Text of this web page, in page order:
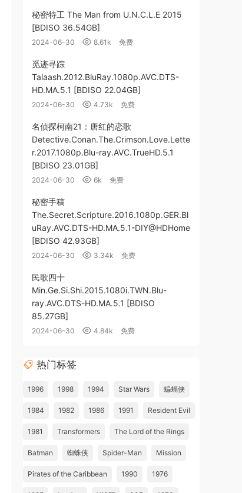
秘密特工 The Man from U.N.C.L.E 2015
[BDISO 36.54GB]
2024-06-30 8.61k 免费
觅迹寻踪
Talaash.2012.BluRay.1080p.AVC.DTS-
HD.MA.5.1 [BDISO 22.04GB]
2024-06-30 4.73k 免费
名侦探柯南21：唐红的恋歌
Detective.Conan.The.Crimson.Love.Lette
r.2017.1080p.Blu-ray.AVC.TrueHD.5.1
[BDISO 23.01GB]
2024-06-30 6k 免费
秘密手稿
The.Secret.Scripture.2016.1080p.GER.Bl
uRay.AVC.DTS-HD.MA.5.1-DIY@HDHome
[BDISO 42.93GB]
2024-06-30 3.34k 免费
民歌四十
Min.Ge.Si.Shi.2015.1080i.TWN.Blu-
ray.AVC.DTS-HD.MA.5.1 [BDISO
85.27GB]
2024-06-30 4.84k 免费
热门标签
1996 1998 1994 Star Wars 蝙蝠侠
1984 1982 1986 1991 Resident Evil
1981 Transformers The Lord of the Rings
Batman 蜘蛛侠 Spider-Man Mission
Pirates of the Caribbean 1990 1976